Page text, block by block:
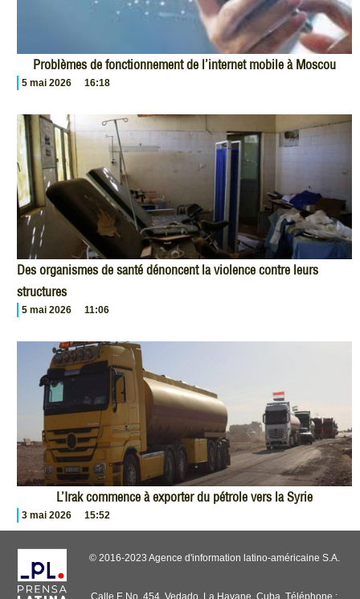
Problèmes de fonctionnement de l’internet mobile à Moscou
5 mai 2026 16:18
Des organismes de santé dénoncent la violence contre leurs
structures
5 mai 2026 11:06
L’Irak commence à exporter du pétrole vers la Syrie
3 mai 2026 15:52
© 2016-2023 Agence d'information latino-américaine S.A.
Calle E No. 454, Vedado, La Havane, Cuba. Téléphone :